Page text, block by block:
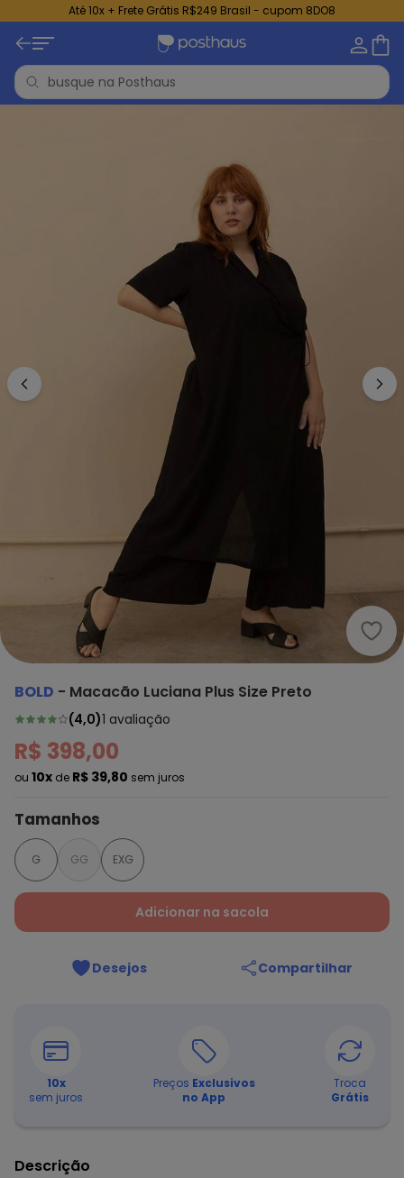
Até 10x + Frete Grátis R$249 Brasil - cupom 8DO8
BOLD - Macacão Luciana Plus Size Preto
(4,0)1 avaliação
R$ 398,00
ou 10x de R$ 39,80 sem juros
Tamanhos
G GG EXG
Adicionar na sacola
Desejos Compartilhar
10x
sem juros
Preços Exclusivos
no App
Troca
Grátis
Descrição